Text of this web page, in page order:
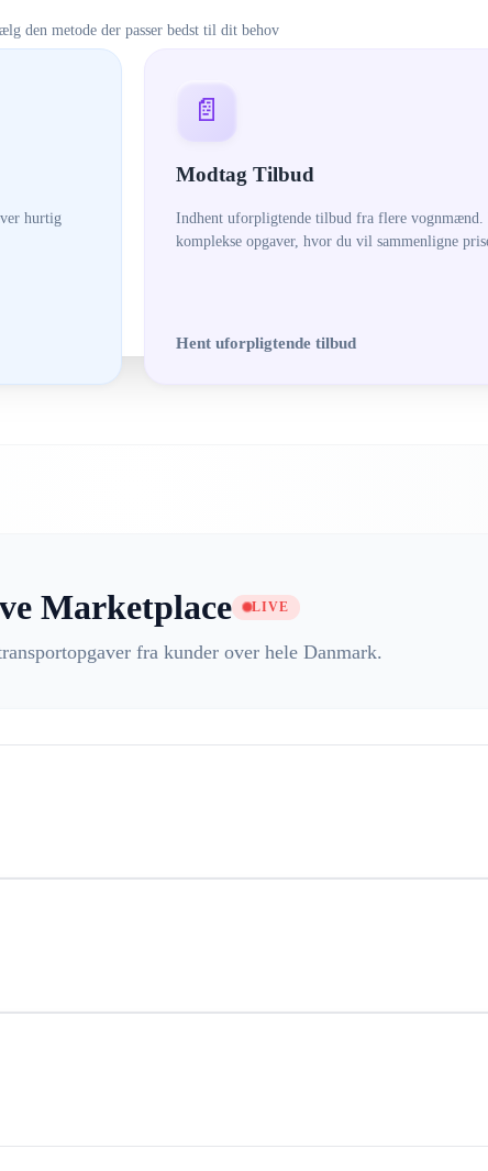
den metode der passer bedst til dit behov
hurtig
📄
Modtag Tilbud
Indhent uforpligtende tilbud fra flere vognmænd.
komplekse opgaver, hvor du vil sammenligne
Hent uforpligtende tilbud
Marketplace LIVE
fra kunder over hele Danmark.